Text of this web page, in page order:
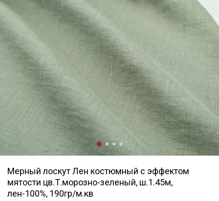
Мерный лоскут Лен костюмный с эффектом
мятости цв.Т.морозно-зеленый, ш.1.45м,
лен-100%, 190гр/м.кв